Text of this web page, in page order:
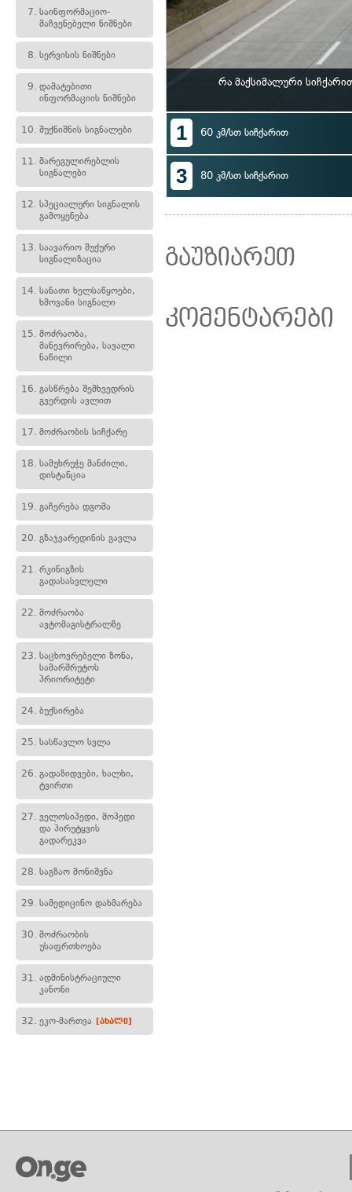
7. საინფორმაციო-
მაჩვენებელი ნიშნები
8. სერვისის ნიშნები
9. დამატებითი
ინფორმაციის ნიშნები
10. შუქნიშნის სიგნალები
11. მარეგულირებლის
სიგნალები
12. სპეციალური სიგნალის
გამოყენება
13. საავარიო შუქური
სიგნალიზაცია
14. სანათი ხელსაწყოები,
ხმოვანი სიგნალი
15. მოძრაობა,
მანევრირება, სავალი
ნაწილი
16. გასწრება შემხვედრის
გვერდის ავლით
17. მოძრაობის სიჩქარე
18. სამუხრუჭე მანძილი,
დისტანცია
19. გაჩერება დგომა
20. გზაჯვარედინის გავლა
21. რკინიგზის
გადასასვლელი
22. მოძრაობა
ავტომაგისტრალზე
23. საცხოვრებელი ზონა,
სამარშრუტოს
პრიორიტეტი
24. ბუქსირება
25. სასწავლო სვლა
26. გადაზიდვები, ხალხი,
ტვირთი
27. ველოსიპედი, მოპედი
და პირუტყვის
გადარეკვა
28. საგზაო მონიშვნა
29. სამედიცინო დახმარება
30. მოძრაობის
უსაფრთხოება
31. ადმინისტრაციული
კანონი
32. ეკო-მართვა [ახალი]
რა მაქსიმალური
1 60 კმ/სთ სიჩქარით
3 80 კმ/სთ სიჩქარით
გაუზიარეთ
კომენტარები